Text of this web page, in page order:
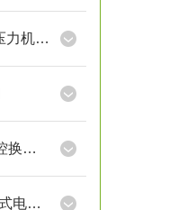
DF4系列反联锁电磁阀（压力机用）
K35K2系列三位五通双气控换向阀
DF系列膜片二位二通先导式电磁阀